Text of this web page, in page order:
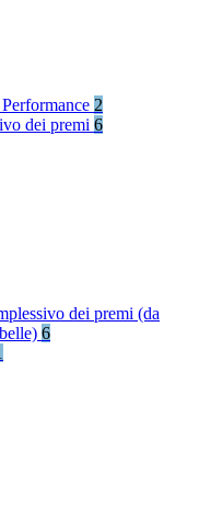
2
dei premi 6
dei premi (da
6